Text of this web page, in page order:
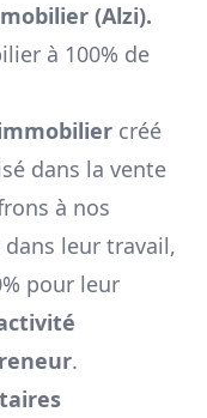
(Alzi).
à 100% de
créé
dans la vente
à nos
leur travail,
pour leur
.